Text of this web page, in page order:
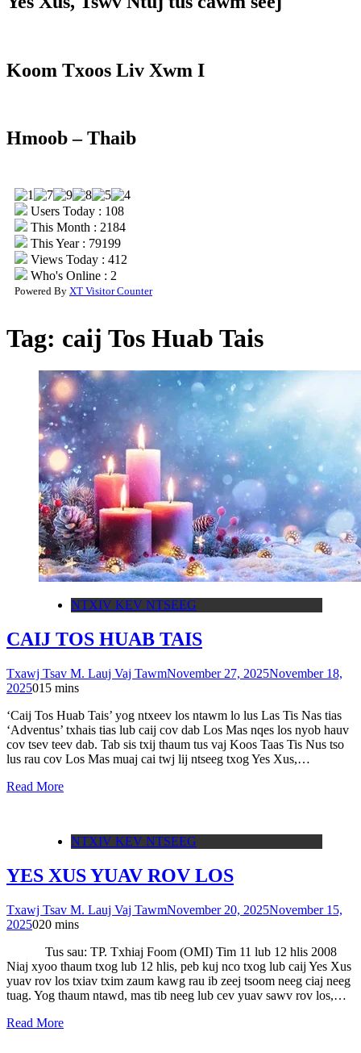
Koom Txoos Liv Xwm I
Hmoob – Thaib
Users Today : 108
This Month : 2184
This Year : 79199
Views Today : 412
Who's Online : 2
Powered By XT Visitor Counter
Tag: caij Tos Huab Tais
NTXIV KEV NTSEEG
CAIJ TOS HUAB TAIS
Txawj Tsav M. Lauj Vaj TawmNovember 27, 2025November 18,
2025015 mins
‘Caij Tos Huab Tais’ yog ntxeev los ntawm lo lus Las Tis Nas tias
‘Adventus’ txhais tias lub caij cov dab Los Mas nqes los nyob hauv
cov tsev teev dab. Tab sis txij thaum tus vaj Koos Taas Tis Nus tso
lus rau cov Los Mas muaj cai twj lij ntseeg txog Yes Xus,…
Read More
NTXIV KEV NTSEEG
YES XUS YUAV ROV LOS
Txawj Tsav M. Lauj Vaj TawmNovember 20, 2025November 15,
2025020 mins
Tus sau: TP. Txhiaj Foom (OMI) Tim 11 lub 12 hlis 2008
Niaj xyoo thaum txog lub 12 hlis, peb kuj nco txog lub caij Yes Xus
yuav rov los txiav txim zaum kawg rau ib zeej tsoom neeg ciaj neeg
tuag. Yog thaum ntawd, mas tib neeg lub cev yuav sawv rov los,…
Read More